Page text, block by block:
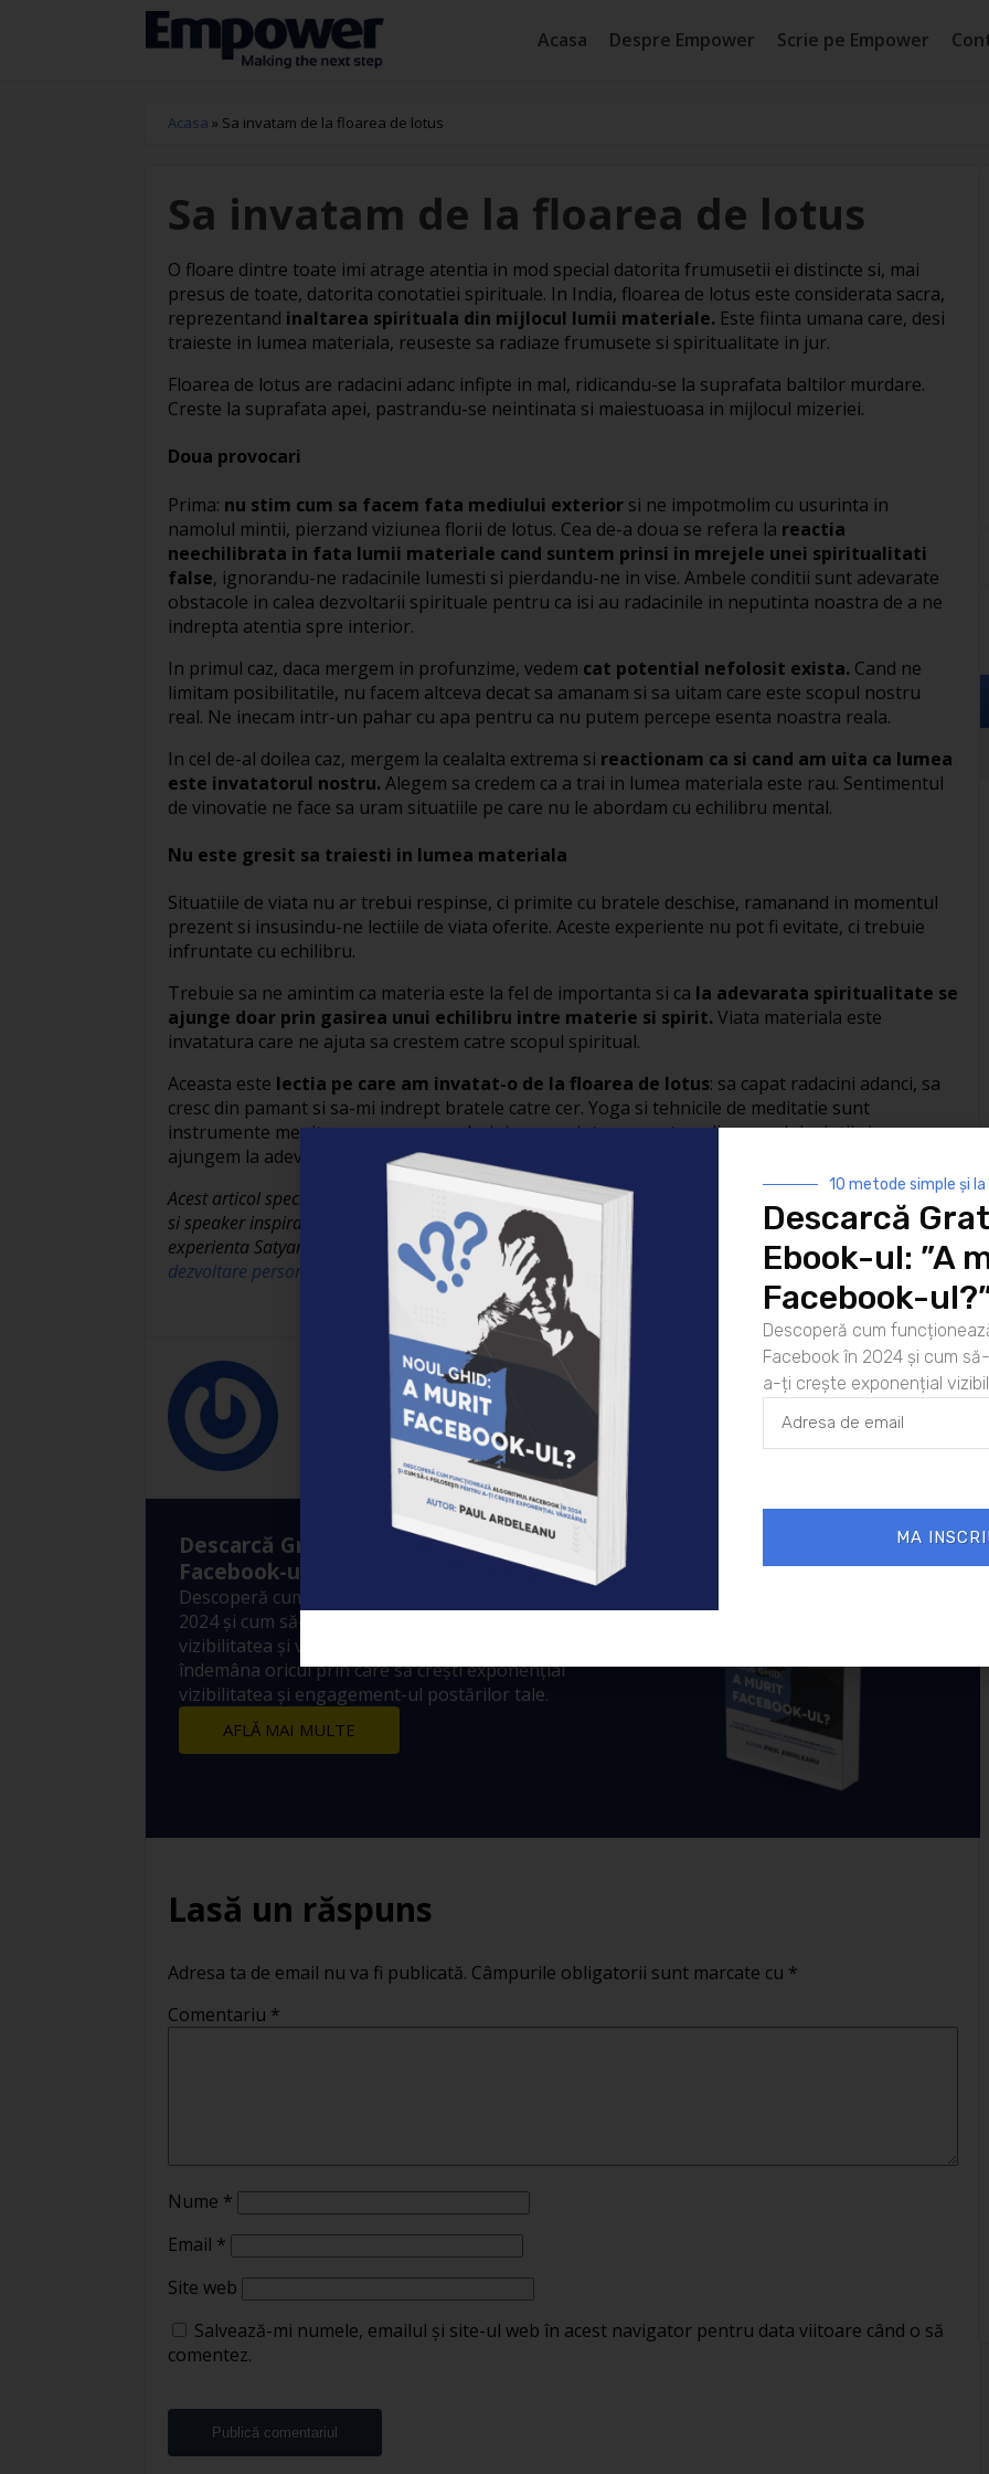
Acasa Despre Empower Scrie pe Empower
Acasa » Sa invatam de la floarea de lotus
Sa invatam de la floarea de lotus
O floare dintre toate imi atrage atentia in mod special datorita frumusetii ei distincte si, mai
presus de toate, datorita conotatiei spirituale. In India, floarea de lotus este considerata sacra,
reprezentand inaltarea spirituala din mijlocul lumii materiale. Este fiinta umana care, desi
traieste in lumea materiala, reuseste sa radiaze frumusete si spiritualitate in jur.
Floarea de lotus are radacini adanc infipte in mal, ridicandu-se la suprafata baltilor murdare.
Creste la suprafata apei, pastrandu-se neintinata si maiestuoasa in mijlocul mizeriei.
Doua provocari
Prima: nu stim cum sa facem fata mediului exterior si ne impotmolim cu usurinta in
namolul mintii, pierzand viziunea florii de lotus. Cea de-a doua se refera la reactia
neechilibrata in fata lumii materiale cand suntem prinsi in mrejele unei spiritualitati
false, ignorandu-ne radacinile lumesti si pierdandu-ne in vise. Ambele conditii sunt adevarate
obstacole in calea dezvoltarii spirituale pentru ca isi au radacinile in neputinta noastra de a ne
indrepta atentia spre interior.
In primul caz, daca mergem in profunzime, vedem cat potential nefolosit exista. Cand ne
limitam posibilitatile, nu facem altceva decat sa amanam si sa uitam care este scopul nostru
real. Ne inecam intr-un pahar cu apa pentru ca nu putem percepe esenta noastra reala.
In cel de-al doilea caz, mergem la cealalta extrema si reactionam ca si cand am uita ca lumea
este invatatorul nostru. Alegem sa credem ca a trai in lumea materiala este rau. Sentimentul
de vinovatie ne face sa uram situatiile pe care nu le abordam cu echilibru mental.
Nu este gresit sa traiesti in lumea materiala
Situatiile de viata nu ar trebui respinse, ci primite cu bratele deschise, ramanand in momentul
prezent si insusindu-ne lectiile de viata oferite. Aceste experiente nu pot fi evitate, ci trebuie
infruntate cu echilibru.
Trebuie sa ne amintim ca materia este la fel de importanta si ca la adevarata spiritualitate se
ajunge doar prin gasirea unui echilibru intre materie si spirit. Viata materiala este
invatatura care ne ajuta sa crestem catre scopul spiritual.
Aceasta este lectia pe care am invatat-o de la floarea de lotus: sa capat radacini adanci, sa
cresc din pamant si sa-mi indrept bratele catre cer. Yoga si tehnicile de meditatie sunt
instrumente menite sa ne creeze radacini, sa ne ajute sa crestem din namolul mintii si sa
ajungem la adevarata noastra esenta interioara.
Acest articol special este scris de
Swami Muktidharma Saraswati
(Noua Zeelanda), mentor spiritual
si speaker inspirational recunoscut la nivel mondial, cu 16 ani de training in India si 40 de ani de
experienta Satyananda Yoga. Vino sa il intalnesti pe Swami Muktidharma la evenimentele de
dezvoltare personala sustinute in Bucuresti pe 27 si 28 iulie
06/07/2011 Spiritualitate
Empower
Descarcă Gratuit Ebook-ul: ”A murit
Facebook-ul?”
Descoperă cum funcționează Algoritmul Facebook în
2024 și cum să-l folosești pentru a-ți crește exponențial
vizibilitatea și vânzările! 10 metode simple și la
îndemâna oricui prin care să crești exponențial
vizibilitatea și engagement-ul postărilor tale.
AFLĂ MAI MULTE
Lasă un răspuns
Adresa ta de email nu va fi publicată. Câmpurile obligatorii sunt marcate cu *
Comentariu *
Nume *
Email *
Site web
Salvează-mi numele, emailul și site-ul web în acest navigator pentru data viitoare când o să
comentez.
10 metode simple și
Descarcă
Ebook-ul: ”A
Facebook-
Descoperă cum
Facebook în 2024 și cum
a-ți crește exponențial
MA